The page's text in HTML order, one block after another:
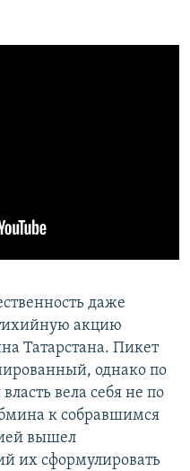
даже
акцию
Татарстана. Пикет
однако по
вела себя не по
к собравшимся
вышел
их сформулировать